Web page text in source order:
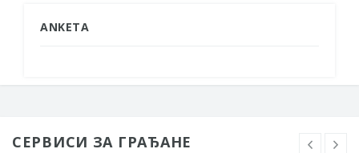
ANKETA
СЕРВИСИ ЗА ГРАЂАНЕ